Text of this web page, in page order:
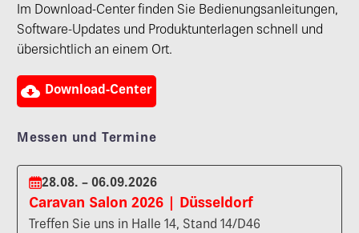
Im Download-Center finden Sie Bedienungsanleitungen,
Software-Updates und Produktunterlagen schnell und
übersichtlich an einem Ort.
 Download-Center
Messen und Termine
28.08. – 06.09.2026
Caravan Salon 2026 | Düsseldorf
Treffen Sie uns in Halle 14, Stand 14/D46